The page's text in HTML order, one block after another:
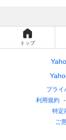
トップ
プライ
利用規約
特定
ご